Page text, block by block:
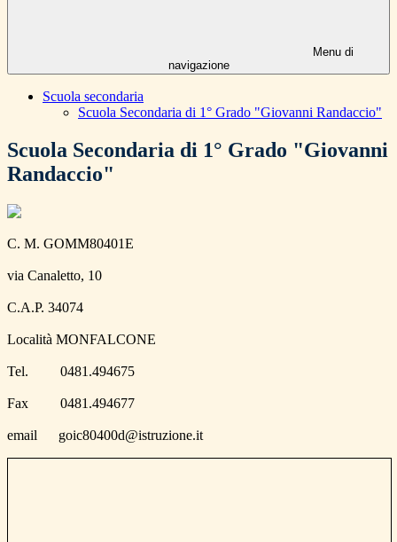
Menu di
navigazione
Scuola secondaria
Scuola Secondaria di 1° Grado "Giovanni Randaccio"
Scuola Secondaria di 1° Grado "Giovanni
Randaccio"
C. M. GOMM80401E
via Canaletto, 10
C.A.P. 34074
Località MONFALCONE
Tel. 0481.494675
Fax 0481.494677
email goic80400d@istruzione.it